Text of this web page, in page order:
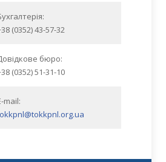
(0352) 43-57-32
бюро:
(0352) 51-31-10
mail: